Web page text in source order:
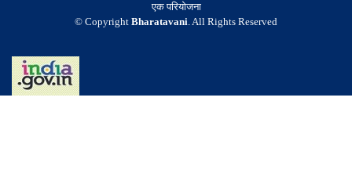
एक परियोजना
© Copyright Bharatavani. All Rights Reserved